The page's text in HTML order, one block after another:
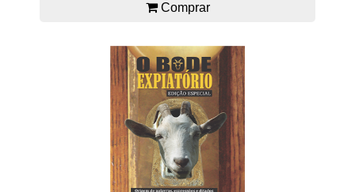
Comprar